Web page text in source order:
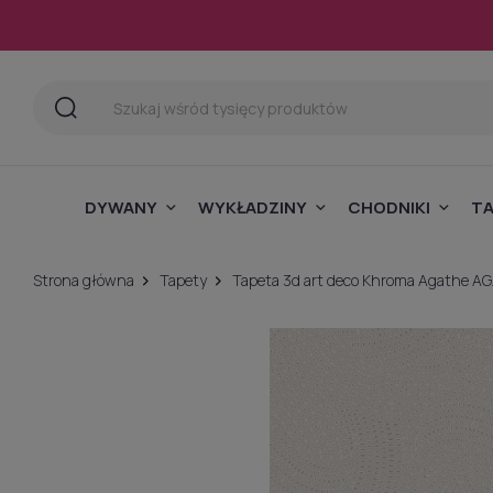
DYWANY WYKŁADZINY CHODNIKI
Strona główna Tapety Tapeta 3d art deco Khroma Agathe